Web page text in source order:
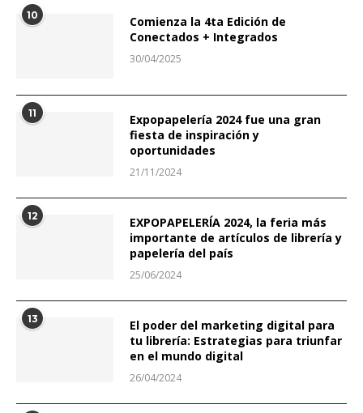
10
Comienza la 4ta Edición de
Conectados + Integrados
30/04/2025
11
Expopapelería 2024 fue una gran
fiesta de inspiración y
oportunidades
21/11/2024
12
EXPOPAPELERÍA 2024, la feria más
importante de artículos de librería y
papelería del país
25/06/2024
13
El poder del marketing digital para
tu librería: Estrategias para triunfar
en el mundo digital
26/04/2024